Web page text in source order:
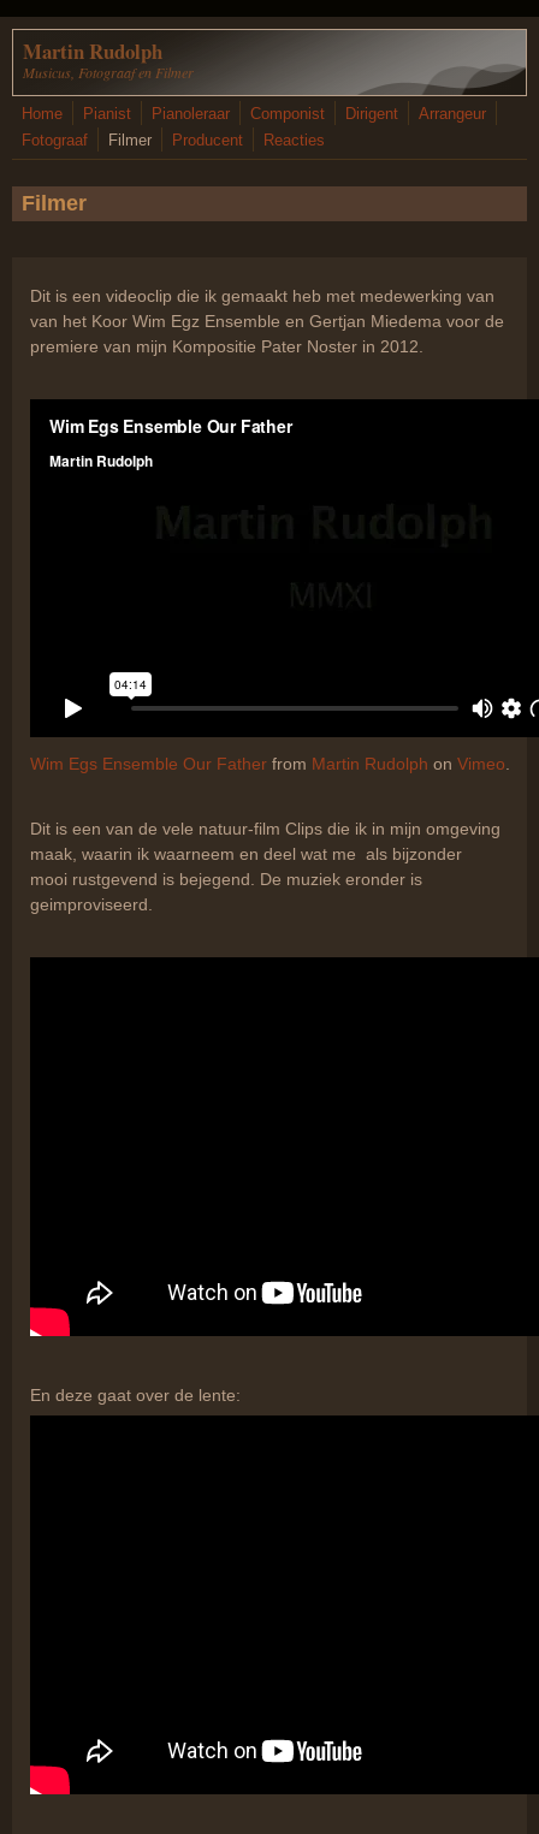
Overslaan en naar de inhoud gaan
Martin Rudolph
Musicus, Fotograaf en Filmer
Home Pianist Pianoleraar Componist Dirigent
Arrangeur
Fotograaf
Filmer Producent Reacties
Filmer
Dit is een videoclip die ik gemaakt heb met medewerking van
van het Koor Wim Egz Ensemble en Gertjan Miedema voor de
premiere van mijn Kompositie Pater Noster in 2012.
Wim Egs Ensemble Our Father from Martin Rudolph on Vimeo
Dit is een van de vele natuur-film Clips die ik in mijn omgeving
maak, waarin ik waarneem en deel wat me als bijzonder
mooi rustgevend is bejegend. De muziek eronder is
geimproviseerd.
En deze gaat over de lente: